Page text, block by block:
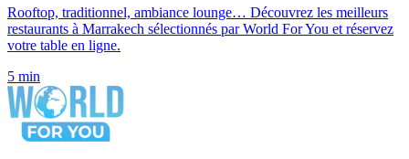
Rooftop, traditionnel, ambiance lounge… Découvrez les meilleurs
restaurants à Marrakech sélectionnés par World For You et réservez
votre table en ligne.
5 min